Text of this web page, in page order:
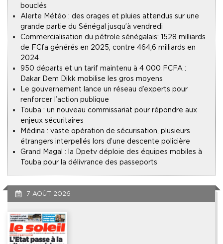
bouclés
Alerte Météo : des orages et pluies attendus sur une
grande partie du Sénégal jusqu’à vendredi
Commercialisation du pétrole sénégalais : 1528 milliards
de FCfa générés en 2025, contre 464,6 milliards en
2024
950 départs et un tarif maintenu à 4 000 FCFA :
Dakar Dem Dikk mobilise les gros moyens
Le gouvernement lance un réseau d’experts pour
renforcer l’action publique
Touba : un nouveau commissariat pour répondre aux
enjeux sécuritaires
Médina : vaste opération de sécurisation, plusieurs
étrangers interpellés lors d’une descente policière
Grand Magal : la Dpetv déploie des équipes mobiles à
Touba pour la délivrance des passeports
7 AOÛT 2026